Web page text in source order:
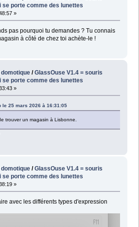
se porte comme des lunettes
»
pas pourquoi tu demandes ? Tu connais
à côté de chez toi achète-le !
/GlassOuse V1.4 = souris
se porte comme des lunettes
»
25 mars 2026 à 16:31:05
trouver un magasin à Lisbonne.
domotique /GlassOuse V1.4 = souris
se porte comme des lunettes
»
avec les différents types d'expression